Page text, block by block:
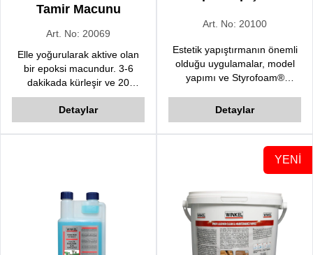
Tamir Macunu
Art. No: 20069
Elle yoğurularak aktive olan
bir epoksi macundur. 3-6
dakikada kürleşir ve 20
dakika içerisinde fonksiyonel
olarak kullanılabilir.
Detaylar
Art. No: 20100
Estetik yapıştırmanın önemli
olduğu uygulamalar, model
yapımı ve Styrofoam®
geliştirilmiş siyanoakrilat bazlı
hızlı bir yapıştırıcıdır.i
Detaylar
YENİ